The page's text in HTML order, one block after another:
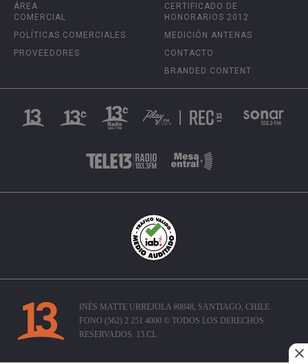
ÁREA
COMERCIAL
POLÍTICAS COMERCIALES
PROVEEDORES
CERTIFICADO DE
HONORARIOS 2012
MEDICIÓN ANTENAS
CONTACTO
BRANDED CONTENT
INÉS MATTE URREJOLA #0848, SANTIAGO, CHILE
FONO (562) 2 251 4000 © TODOS LOS DERECHOS
RESERVADOS. 13.CL